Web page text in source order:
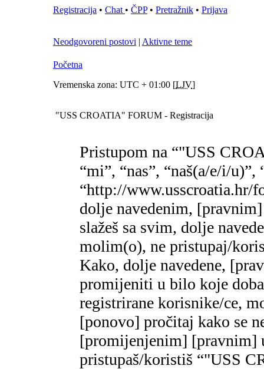
Registracija • Chat • ČPP• Pretražnik • Prijava
Neodgovoreni postovi | Aktivne teme
Početna
Vremenska zona: UTC + 01:00 [LJV]
"USS CROATIA" FORUM - Registracija
Pristupom na “"USS
“mi”, “nas”, “naš(a/e/i/
“http://www.usscroatia.hr/
dolje navedenim,
slažeš sa svim, dolje
molim(o), ne pristupaj/
Kako, dolje navedene,
promijeniti u bilo koje
registrirane korisnike/ce,
[ponovo] pročitaj kako se
[promijenjenim] [pravnim]
pristupaš/koristiš “"USS